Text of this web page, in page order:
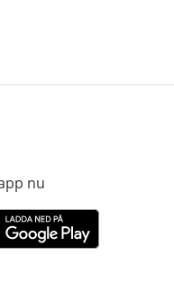
nu
i nytt fönster